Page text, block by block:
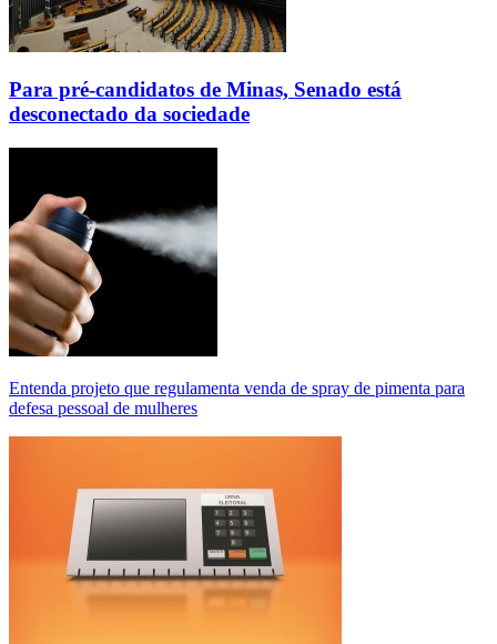
Para pré-candidatos de Minas, Senado está
desconectado da sociedade
Entenda projeto que regulamenta venda de spray de pimenta para
defesa pessoal de mulheres